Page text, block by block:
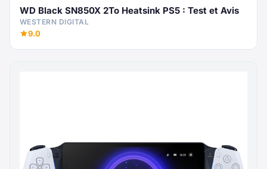
WD Black SN850X 2To Heatsink PS5 : Test et Avis
WESTERN DIGITAL
9.0